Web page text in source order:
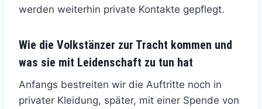
werden weiterhin private Kontakte gepflegt.
Wie die Volkstänzer zur Tracht kommen und
was sie mit Leidenschaft zu tun hat
Anfangs bestreiten wir die Auftritte noch in
privater Kleidung, später, mit einer Spende von